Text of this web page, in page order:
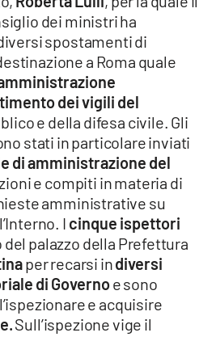
dei ministri ha
spostamenti di
a Roma quale
dei vigili del
e della difesa civile. Gli
stati in particolare inviati
di amministrazione del
e compiti in materia di
amministrative su
I cinque ispettori
del palazzo della Prefettura
per recarsi indiversi
di Governoe sono
e acquisire
Sull’ispezione vige il